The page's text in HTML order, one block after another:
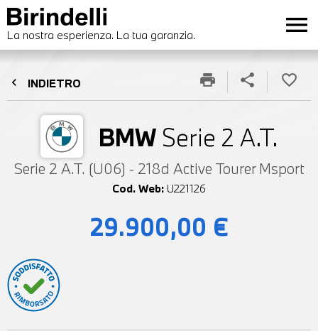
La nostra esperienza. La tua garanzia. menu
chevron_left INDIETRO
BMW Serie 2 A.T.
Serie 2 A.T. (U06) - 218d Active Tourer Msport
Cod. Web: U221126
print share favorite_border
29.900,00 €